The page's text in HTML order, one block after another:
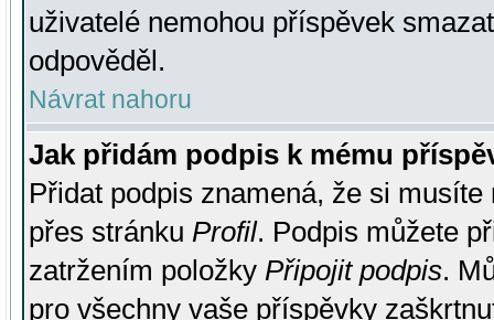
uživatelé nemohou příspěvek
odpověděl.
Návrat nahoru
Jak přidám podpis k mému
Přidat podpis znamená, že si
přes stránku Profil. Podpis můžete
zatržením položky Připojit podpis.
pro všechny vaše příspěvky